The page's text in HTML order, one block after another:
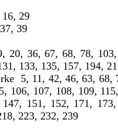
29
39
20, 36, 67, 68, 78,
133, 135, 157, 194,
5, 11, 42, 46, 63, 68,
106, 107, 108, 109,
151, 152, 171,
223, 232, 239